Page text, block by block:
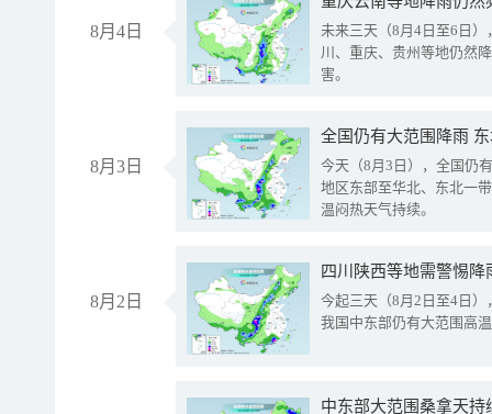
8月4日
未来三天（8月4日至6日
川、重庆、贵州等地仍然
害。
8月3日
全国仍有大范围降雨
今天（8月3日），全国仍
地区东部至华北、东北一
温闷热天气持续。
8月2日
今起三天（8月2日至4日
我国中东部仍有大范围高
中东部大范围桑拿天